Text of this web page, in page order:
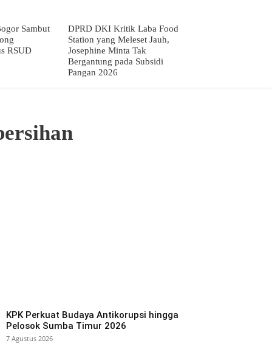
Sambut
RSUD
DPRD DKI Kritik Laba Food
Station yang Meleset Jauh,
Josephine Minta Tak
Bergantung pada Subsidi
Pangan 2026
KPK Perkuat Budaya Antikorupsi hingga
Pelosok Sumba Timur 2026
7 Agustus 2026